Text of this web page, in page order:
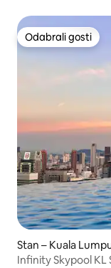
Odabrali gosti
Odabrali gosti
Stan – Kuala
Infinity Skypool KL